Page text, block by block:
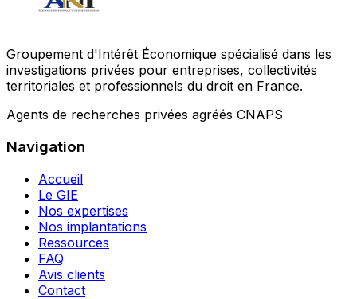
Groupement d'Intérêt Économique spécialisé dans les
investigations privées pour entreprises, collectivités
territoriales et professionnels du droit en France.
Agents de recherches privées agréés CNAPS
Navigation
Accueil
Le GIE
Nos expertises
Nos implantations
Ressources
FAQ
Avis clients
Contact